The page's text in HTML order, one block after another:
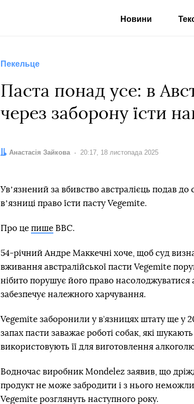
Новини
Пекельце
Паста понад усе: в
через заборону їсти
Автор:
Анастасія Зайкова Дата:
20:17, 18 листопада 2025
Увʼязнений за вбивство австралієць подав
вʼязниці право їсти пасту Vegemite.
Про це пише BBC.
54-річний Андре Маккечні хоче, щоб суд
вживання австралійської пасти Vegemite
нібито порушує його право насолоджуватися
забезпечує належного харчування.
Vegemite заборонили у в’язницях штату ще у
запах пасти заважає роботі собак, які
використовують її для виготовлення
Водночас виробник Mondelez заявив, що
продукт не може забродити і з нього
Vegemite розглянуть наступного року.